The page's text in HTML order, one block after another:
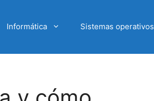
Informática Sistemas operativos